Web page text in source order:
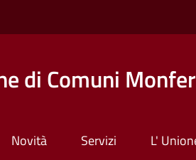
di Comuni
Novità Servizi L'